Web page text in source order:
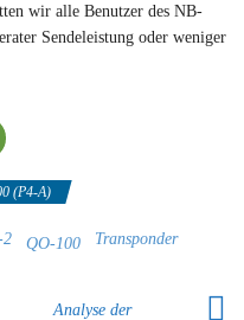
wir alle Benutzer des NB-
Sendeleistung oder weniger
(P4-A)
2 QO-100 Transponder
Analyse der